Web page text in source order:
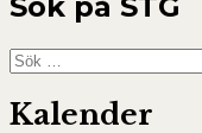
Sök
efter:
Kalender